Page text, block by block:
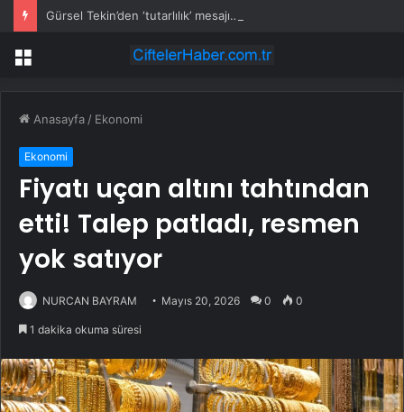
Menü
Anasayfa / Ekonomi
Ekonomi
Fiyatı uçan altını tahtından
etti! Talep patladı, resmen
yok satıyor
NURCAN BAYRAM Mayıs 20, 2026 0 0
1 dakika okuma süresi